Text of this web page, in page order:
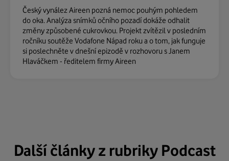
Český vynález Aireen pozná nemoc pouhým pohledem
do oka. Analýza snímků očního pozadí dokáže odhalit
změny způsobené cukrovkou. Projekt zvítězil v posledním
ročníku soutěže Vodafone Nápad roku a o tom, jak funguje
si poslechněte v dnešní epizodě v rozhovoru s Janem
Hlaváčkem - ředitelem firmy Aireen
Další články z rubriky Podcast